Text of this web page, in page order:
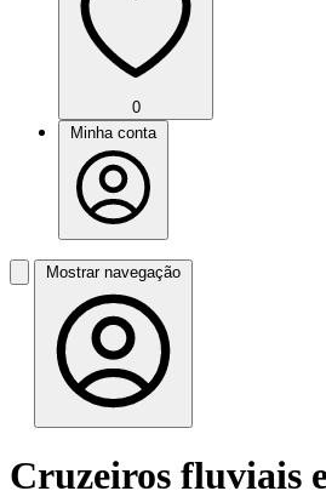
0
Minha conta
Mostrar navegação
Cruzeiros fluviais